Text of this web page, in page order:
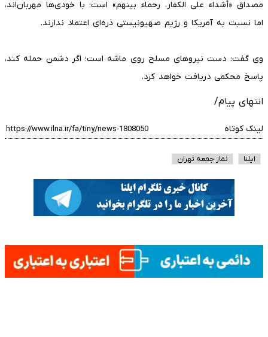
مصداق «أشداء علی الکفار، رحماء بینهم» است؛ با خودی‌ها مهربان‌اند،
اما نسبت به آمریکا و رژیم صهیونیستی ذره‌ای اعتماد ندارند.
وی گفت: دست نیروهای مسلح روی ماشه است؛ اگر دشمن حمله کند،
پاسخ محکمی دریافت خواهد کرد.
انتهای پیام/
لینک کوتاه
ایلنا نماز جمعه تهران